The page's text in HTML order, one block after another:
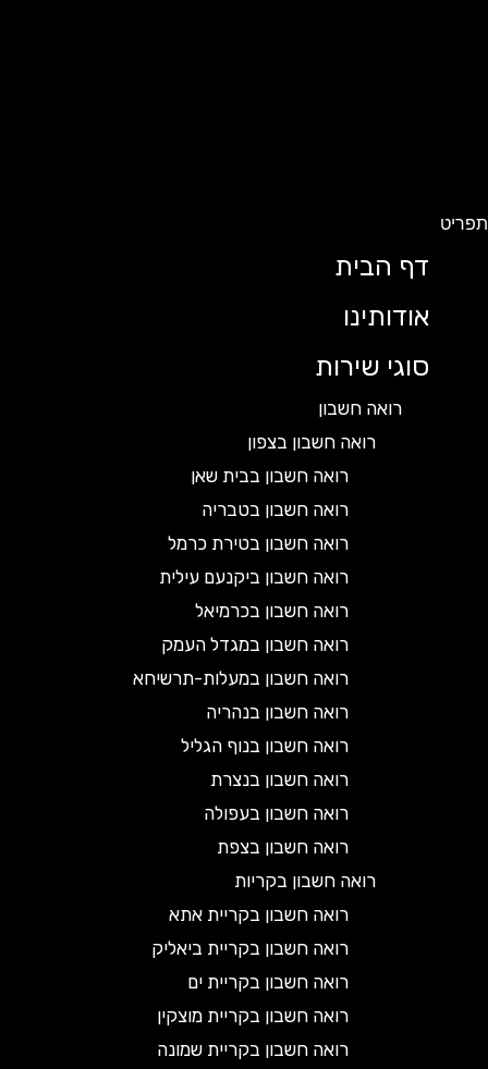
דף הבית
אודותינו
סוגי שירות
רואה חשבון
רואה חשבון בצפון
רואה חשבון בבית שאן
רואה חשבון בטבריה
רואה חשבון בטירת כרמל
רואה חשבון ביקנעם עילית
רואה חשבון בכרמיאל
רואה חשבון במגדל העמק
רואה חשבון במעלות-תרשיחא
רואה חשבון בנהריה
רואה חשבון בנוף הגליל
רואה חשבון בנצרת
רואה חשבון בעפולה
רואה חשבון בצפת
רואה חשבון בקריות
רואה חשבון בקריית אתא
רואה חשבון בקריית ביאליק
רואה חשבון בקריית ים
רואה חשבון בקריית מוצקין
רואה חשבון בקריית שמונה